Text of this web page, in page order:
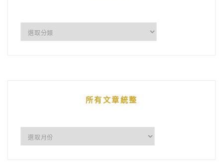
所有文章統整